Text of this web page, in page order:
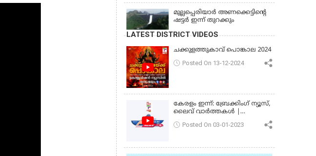
മുല്ലപ്പെരിയാര്‍ അണക്കെട്ടിൻ്റെ
ഷട്ടര്‍ ഇന്ന് തുറക്കും
LATEST DISTRICT VIDEOS
ചക്കുളത്തുകാവ് പൊങ്കാല 2024
Posted On 13-12-2024
കേരളം ഇന്ന്: ബ്രേക്കിംഗ് ന്യൂസ്,
ലൈവ് വാർത്തകൾ |
Posted On 03-01-2023